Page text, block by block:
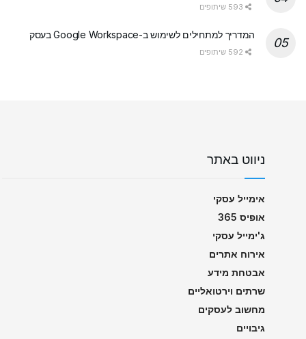
המדריך למתחילים לשימוש ב-Google Workspace בעסק
ניווט באתר
אימייל עסקי
אופיס 365
ג'ימייל עסקי
אירוח אתרים
אבטחת מידע
שרתים וירטואליים
מחשוב לעסקים
גיבויים